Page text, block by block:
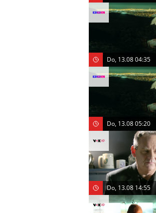
Do, 13.08 04:35
Do, 13.08 05:20
Do, 13.08 14:55